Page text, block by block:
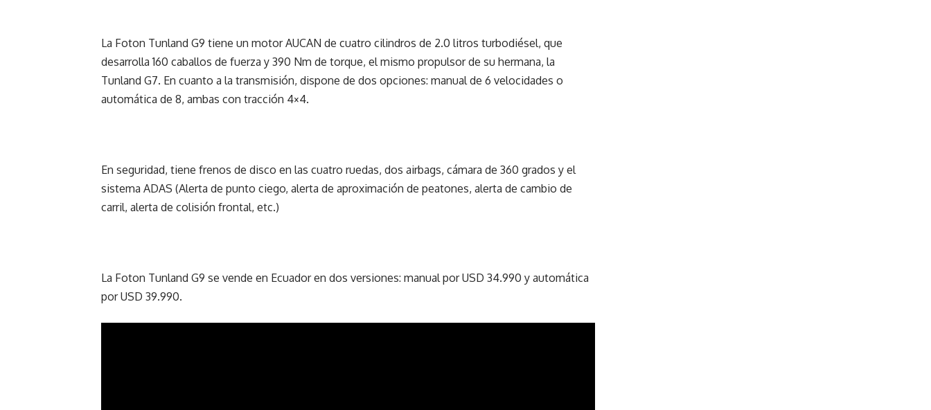
La Foton Tunland G9 tiene un motor AUCAN de cuatro cilindros de 2.0 litros turbodiésel, que
desarrolla 160 caballos de fuerza y 390 Nm de torque, el mismo propulsor de su hermana, la
Tunland G7. En cuanto a la transmisión, dispone de dos opciones: manual de 6 velocidades o
automática de 8, ambas con tracción 4×4.
En seguridad, tiene frenos de disco en las cuatro ruedas, dos airbags, cámara de 360 grados y el
sistema ADAS (Alerta de punto ciego, alerta de aproximación de peatones, alerta de cambio de
carril, alerta de colisión frontal, etc.)
La Foton Tunland G9 se vende en Ecuador en dos versiones: manual por USD 34.990 y automática
por USD 39.990.